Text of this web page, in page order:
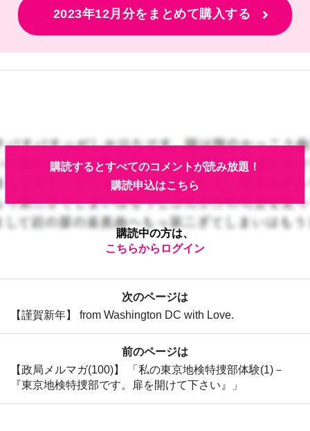
2023年12月分をまとめて購入する
購読するとすべてのコメントが読み放題！
購読申込はこちら
購読中の方は、
こちらからログイン
前のページは
【政局メルマガ(100)】 「私の東京地検特捜部体験(1)－
『東京地検特捜部です。扉を開けて下さい』」
次のページは
【謹賀新年】 from Washington DC with Love.